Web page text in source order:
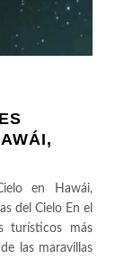
en Hawái,
del Cielo En el
turísticos más
las maravillas